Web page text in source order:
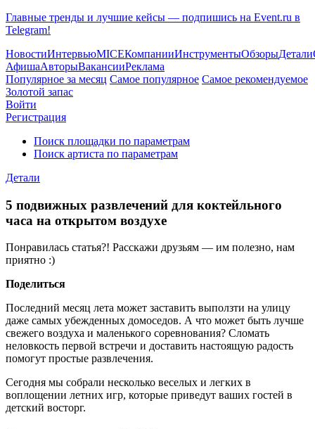
Главные тренды и лучшие кейсы — подпишись на Event.ru в
Telegram!
НовостиИнтервьюMICEКомпанииИнструментыОбзорыДетали
АфишаАвторыВакансииРеклама
Популярное за месяц Самое популярное Самое рекомендуемое
Золотой запас
Войти
Регистрация
Поиск площадки по параметрам
Поиск артиста по параметрам
Детали
5 подвижных развлечений для коктейльного
часа на открытом воздухе
Понравилась статья?! Расскажи друзьям — им полезно, нам
приятно :)
Поделиться
Последний месяц лета может заставить выползти на улицу
даже самых убежденных домоседов. А что может быть лучше
свежего воздуха и маленького соревнования? Сломать
неловкость первой встречи и доставить настоящую радость
помогут простые развлечения.
Сегодня мы собрали несколько веселых и легких в
воплощении летних игр, которые приведут ваших гостей в
детский восторг.